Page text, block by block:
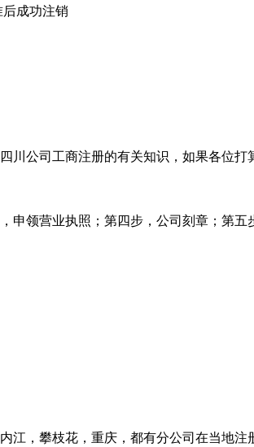
成功注销
川公司工商注册的有关知识，如果各位
领营业执照；第四步，公司刻章；第
，攀枝花，重庆，都有分公司在当地